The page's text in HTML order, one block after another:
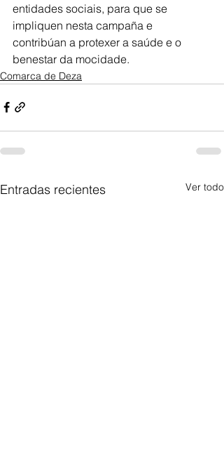
entidades sociais, para que se
impliquen nesta campaña e
contribúan a protexer a saúde e o
benestar da mocidade.
Comarca de Deza
Entradas recientes Ver todo